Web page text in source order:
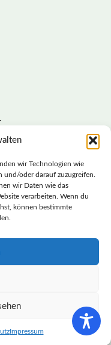
wir Technologien wie
und/oder darauf zuzugreifen.
wir Daten wie das
verarbeiten. Wenn du
können bestimmte
Impressum
(EU)
DEUTSCHLAND *
DEUTSCHLAND –